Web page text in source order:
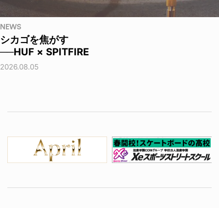
NEWS
シカゴを焦がす
──HUF × SPITFIRE
2026.08.05